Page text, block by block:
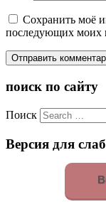
Сохранить моё
последующих моих
поиск по сайту
Поиск
Версия для